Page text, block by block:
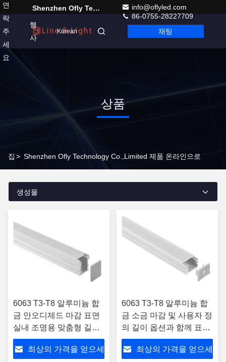
Shenzhen Ofly Technology Co.,Limited
info@oflyled.com
86-0755-28227709
연
락
주
세
요
행
사
Korean 채팅
상품
집 > Shenzhen Ofly Technology Co.,Limited 제품 온라인으로
생성물
6063 T3-T8 알루미늄 합
금 안오디제드 마감 표면
실내 조명용 맞춤형 길이
로 장착 된 LED 프로파일
최상의 가격을 얻으세
6063 T3-T8 알루미늄 합
금 소금 마감 및 사용자 정
의 길이 옵션과 함께 표면
장착 LED 채널
최상의 가격을 얻으세